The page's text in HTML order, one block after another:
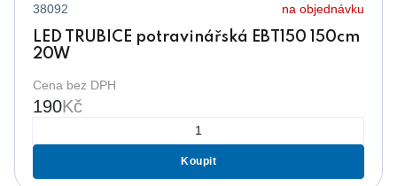
38092 na objednávku
LED TRUBICE potravinářská EBT150 150cm
20W
Cena bez DPH
190Kč
Koupit